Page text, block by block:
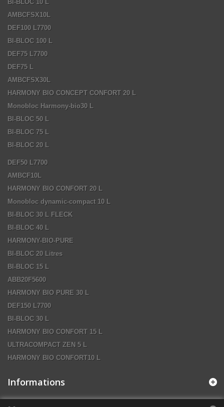
BI-BLOC 10 L
AMBCFSX10L
DEF100 L7700
BI-BLOC 100 L
DEF75 L7700
DEF75 L
AMBCFSX30L
HARMONY BIO CONCEPT CONFORT 20 L
Monobloc Harmony-bio30 L
BI-BLOC 50 L
BI-BLOC 75 L
BI-BLOC 20 L
DEF50 L7700
AMBCF10L
HARMONY BIO CONFORT 20 L
Monobloc dynamic-compact 10 L
BI-BLOC 30 L FLECK
BI-BLOC 40 L
HARMONY-BIO-PURE
BI-BLOC 20 Litres
BI-BLOC 15 L
ABB20F5600
HARMONY BIO PURE 30 L
DEF150 L7700
BI-BLOC 30 L
HARMONY BIO CONFORT 15 L
ULTRACOMPACT ZEN 5 L
HARMONY BIO CONFORT10 L
Informations